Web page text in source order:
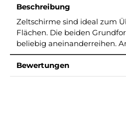
Beschreibung
Zeltschirme sind ideal zum
Flächen. Die beiden
beliebig aneinanderreihen.
Bewertungen